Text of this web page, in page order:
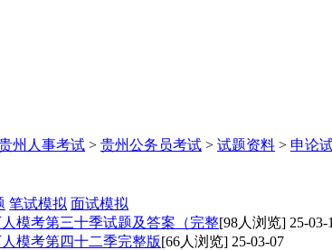
州人事考试 > 贵州公务员考试 > 试题资料 > 申论
笔试模拟 面试模拟
模考第三十季试题及答案（完整[98人浏览] 25-03-
模考第四十二季完整版[66人浏览] 25-03-07